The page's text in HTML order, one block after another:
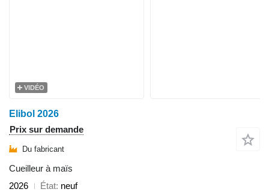
VIDÉO
Elibol 2026
Prix sur demande
Du fabricant
Cueilleur à maïs
2026
État neuf